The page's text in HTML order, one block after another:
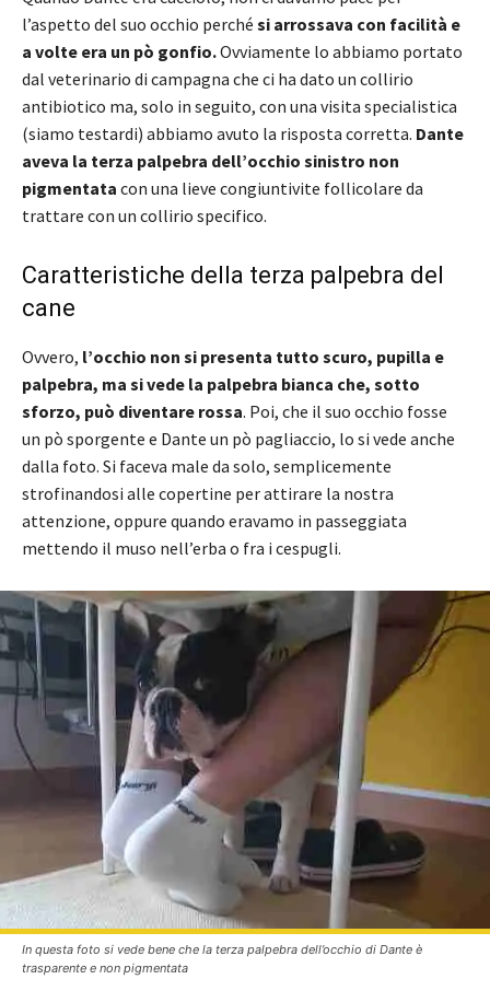
l’aspetto del suo occhio perché si arrossava con facilità e
a volte era un pò gonfio.Ovviamente lo abbiamo portato
dal veterinario di campagna che ci ha dato un collirio
antibiotico ma, solo in seguito, con una visita specialistica
(siamo testardi) abbiamo avuto la risposta corretta. Dante
aveva la terza palpebra dell’occhio sinistro non
pigmentata con una lieve congiuntivite follicolare da
trattare con un collirio specifico.
Caratteristiche della terza palpebra del
cane
Ovvero, l’occhio non si presenta tutto scuro, pupilla e
palpebra, ma si vede la palpebra bianca che, sotto
sforzo, può diventare rossa. Poi, che il suo occhio fosse
un pò sporgente e Dante un pò pagliaccio, lo si vede anche
dalla foto. Si faceva male da solo, semplicemente
strofinandosi alle copertine per attirare la nostra
attenzione, oppure quando eravamo in passeggiata
mettendo il muso nell’erba o fra i cespugli.
In questa foto si vede bene che la terza palpebra dell’occhio di Dante è
trasparente e non pigmentata